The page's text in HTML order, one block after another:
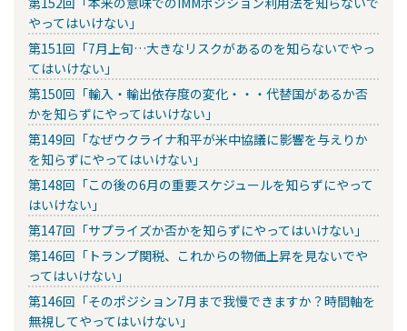
やってはいけない」
第151回「7月上旬…大きなリスクがあるのを知らないでやっ
てはいけない」
第150回「輸入・輸出依存度の変化・・・代替国があるか否
かを知らずにやってはいけない」
第149回「なぜウクライナ和平が米中協議に影響を与えりか
を知らずにやってはいけない」
第148回「この後の6月の重要スケジュールを知らずにやって
はいけない」
第147回「サプライズか否かを知らずにやってはいけない」
第146回「トランプ関税、これからの物価上昇を見ないでや
ってはいけない」
第146回「そのポジション7月まで我慢できますか？時間軸を
無視してやってはいけない」